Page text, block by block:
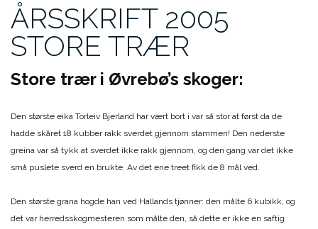
ÅRSSKRIFT 2005
STORE TRÆR
Store trær i Øvrebø’s skoger:
Den største eika Torleiv Bjerland har vært bort i var så stor at først da de
hadde skåret 18 kubber rakk sverdet gjennom stammen! Den nederste
greina var så tykk at sverdet ikke rakk gjennom, og den gang var det ikke
små puslete sverd en brukte. Av det ene treet fikk de 8 mål ved.
Den største grana hogde han ved Hallands tjønner: den målte 6 kubikk, og
det var herredsskogmesteren som målte den, så dette er ikke en saftig